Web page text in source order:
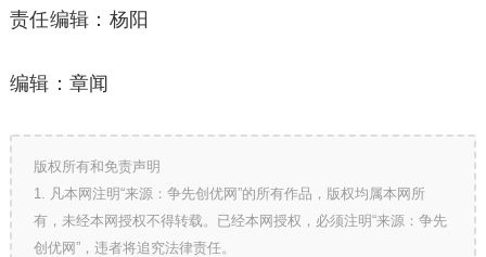
责任编辑：杨阳
编辑：章闻
版权所有和免责声明
1. 凡本网注明“来源：争先创优网”的所有作品，版权均属本网所
有，未经本网授权不得转载。已经本网授权，必须注明“来源：争先
创优网”，违者将追究法律责任。